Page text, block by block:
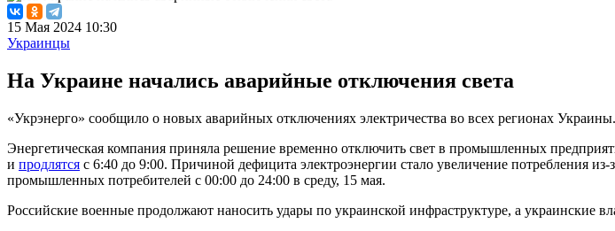
15 Мая 2024 10:30
Украинцы
На Украине начались аварийные отключения света
«Укрэнерго» сообщило о новых аварийных отключениях электричества во всех регионах Украины.
Энергетическая компания приняла решение временно отключить свет в промышленных
и продлятся с 6:40 до 9:00. Причиной дефицита электроэнергии стало увеличение потребления
промышленных потребителей с 00:00 до 24:00 в среду, 15 мая.
Российские военные продолжают наносить удары по украинской инфраструктуре, а украинские